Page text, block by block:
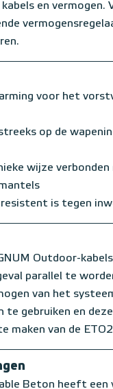
en vermogen.
voor het
op de
wijze
is tegen
Outdoor-
parallel te
van het
te gebruiken en
maken van de
Beton heeft